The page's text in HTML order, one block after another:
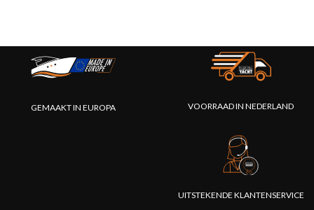
GEMAAKT IN EUROPA VOORRAAD IN NEDERLAND
UITSTEKENDE KLANTENSERVICE